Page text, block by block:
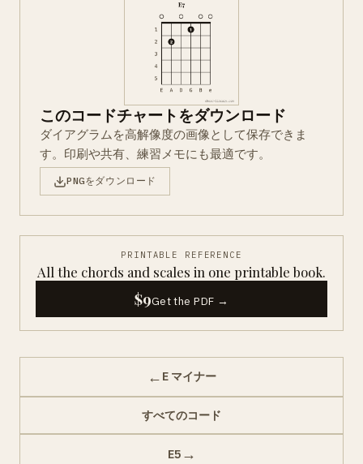
このコードチャートをダウンロード
ダイアグラムを高解像度の画像として保存できま
す。印刷や共有、練習メモにも最適です。
PNGをダウンロード
PRINTABLE REFERENCE
All the chords and scales in one printable book.
$9Get the PDF →
← E マイナー
すべてのコード
E5 →